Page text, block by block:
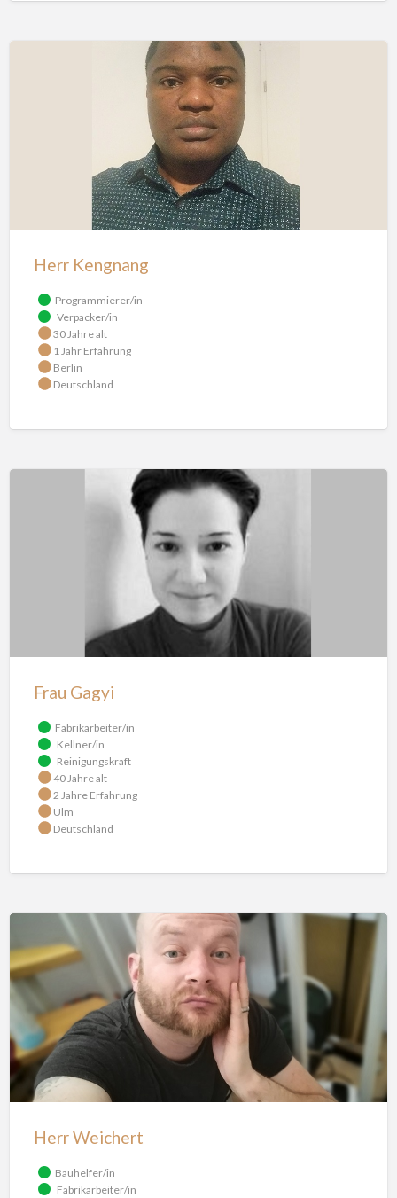
Herr Kengnang
Programmierer/in
Verpacker/in
30 Jahre alt
1 Jahr Erfahrung
Berlin
Deutschland
Frau Gagyi
Fabrikarbeiter/in
Kellner/in
Reinigungskraft
40 Jahre alt
2 Jahre Erfahrung
Ulm
Deutschland
Herr Weichert
Bauhelfer/in
Fabrikarbeiter/in